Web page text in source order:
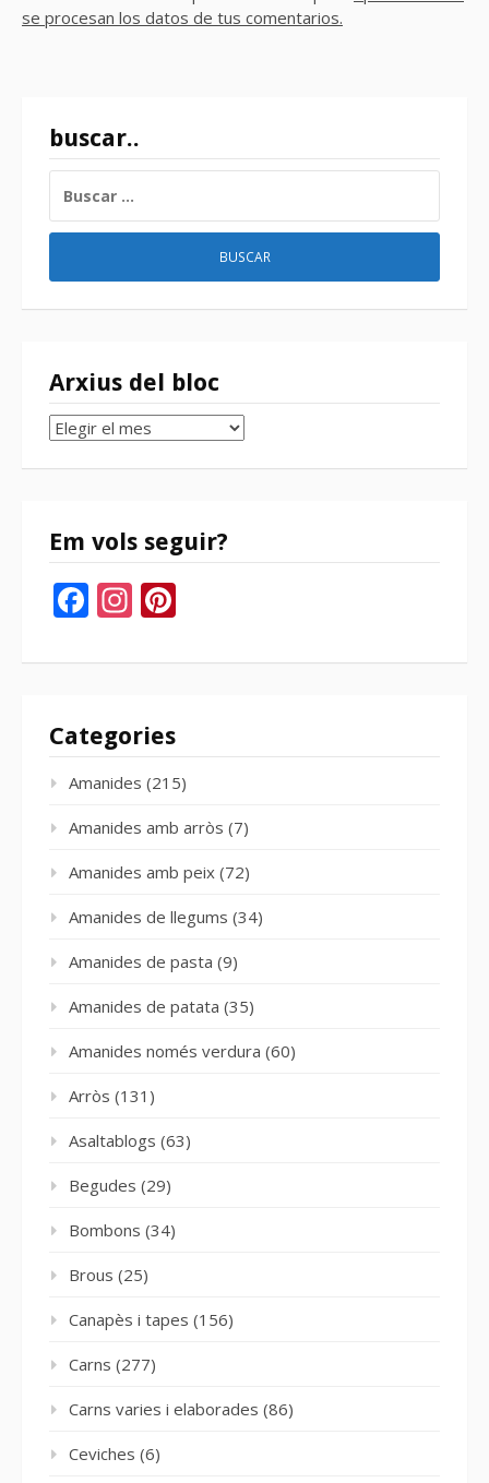
se procesan los datos de tus comentarios.
buscar..
Arxius del bloc
Arxius
bloc
Em vols seguir?
Facebook
Instagram
Categories
Amanides (215)
Amanides amb arròs (7)
Amanides amb peix (72)
Amanides de llegums (34)
Amanides de pasta (9)
Amanides de patata (35)
Amanides només verdura (60)
Arròs (131)
Asaltablogs (63)
Begudes (29)
Bombons (34)
Brous (25)
Canapès i tapes (156)
Carns (277)
Carns varies i elaborades (86)
Ceviches (6)